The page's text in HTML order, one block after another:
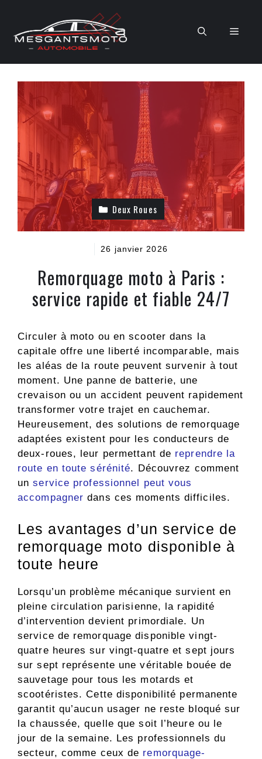
contenu
Menu
Deux Roues
26 janvier 2026
Remorquage moto à Paris :
service rapide et fiable 24/7
Circuler à moto ou en scooter dans la
capitale offre une liberté incomparable, mais
les aléas de la route peuvent survenir à tout
moment. Une panne de batterie, une
crevaison ou un accident peuvent rapidement
transformer votre trajet en cauchemar.
Heureusement, des solutions de remorquage
adaptées existent pour les conducteurs de
deux-roues, leur permettant de reprendre la
route en toute sérénité. Découvrez comment
unservice professionnel peut vous
accompagner dans ces moments difficiles.
Les avantages d’un service de
remorquage moto disponible à
toute heure
Lorsqu’un problème mécanique survient en
pleine circulation parisienne, la rapidité
d’intervention devient primordiale. Un
service de remorquage disponible vingt-
quatre heures sur vingt-quatre et sept jours
sur sept représente une véritable bouée de
sauvetage pour tous les motards et
scootéristes. Cette disponibilité permanente
garantit qu’aucun usager ne reste bloqué sur
la chaussée, quelle que soit l’heure ou le
jour de la semaine. Les professionnels du
secteur, comme ceux de remorquage-